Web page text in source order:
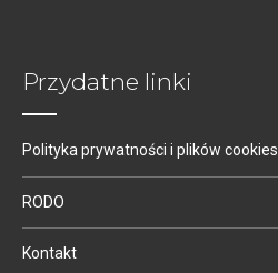
Przydatne linki
Polityka prywatności i plików cookies
RODO
Kontakt